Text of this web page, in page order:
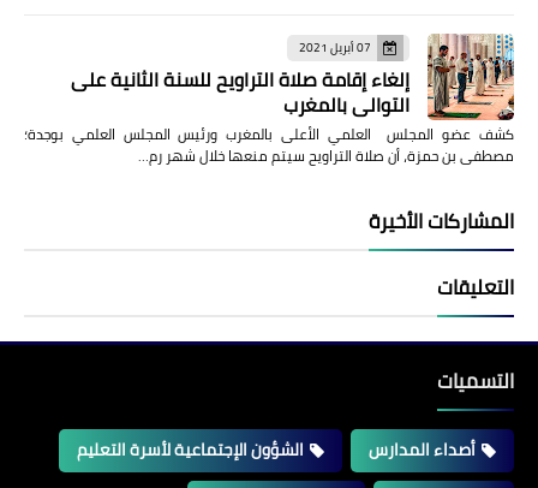
07 أبريل 2021
إلغاء إقامة صلاة التراويح للسنة الثانية على
التوالي بالمغرب
كشف عضو المجلس العلمي الأعلى بالمغرب ورئيس المجلس العلمي بوجدة؛
مصطفى بن حمزة، أن صلاة التراويح سيتم منعها خلال شهر رم…
المشاركات الأخيرة
التعليقات
التسميات
أصداء المدارس
الشؤون الإجتماعية لأسرة التعليم